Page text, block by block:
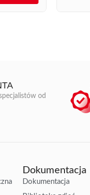
od
Dokumentacja
Dokumentacja